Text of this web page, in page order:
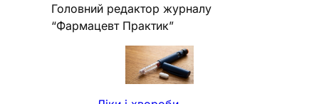
Головний редактор журналу
“Фармацевт Практик”